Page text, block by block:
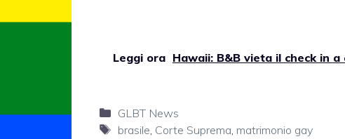
Leggi ora Hawaii: B&B vieta il check in a
Categorie
GLBT News
Tag
brasile Corte Suprema matrimonio gay